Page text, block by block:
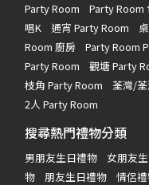
Party Room Party Room
唱K
通宵 Party Room
Room 廚房
Party Room
Party Room
觀塘 Party
枝角 Party Room
荃灣/
2人 Party Room
搜尋熱門禮物分類
男朋友生日禮物 女朋友
物
朋友生日禮物 情侶